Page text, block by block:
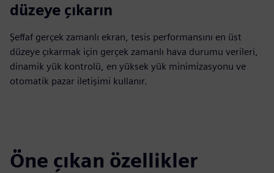
düzeye çıkarın
Şeffaf gerçek zamanlı ekran, tesis performansını en üst
düzeye çıkarmak için gerçek zamanlı hava durumu verileri,
dinamik yük kontrolü, en yüksek yük minimizasyonu ve
otomatik pazar iletişimi kullanır.
Öne çıkan özellikler